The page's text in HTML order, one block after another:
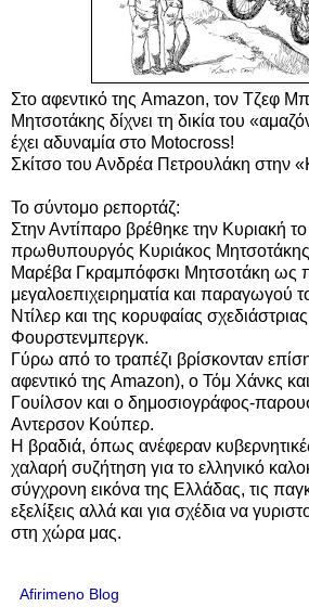
Στο αφεντικό της Amazon, τον Τζεφ
Μητσοτάκης δίχνει τη δικία του
έχει αδυναμία στο Motocross!
Σκίτσο του Ανδρέα Πετρουλάκη στην
Το σύντομο ρεπορτάζ:
Στην Αντίπαρο βρέθηκε την Κυριακή
πρωθυπουργός Κυριάκος Μητσοτάκης
Μαρέβα Γκραμπόφσκι Μητσοτάκη ως
μεγαλοεπιχειρηματία και παραγωγού
Ντίλερ και της κορυφαίας
Φουρστενμπεργκ.
Γύρω από το τραπέζι βρίσκονταν
αφεντικό της Amazon), ο Τόμ Χάνκς
Γουίλσον και ο δημοσιογράφος-
Αντερσον Κούπερ.
H βραδιά, όπως ανέφεραν
χαλαρή συζήτηση για το ελληνικό
σύγχρονη εικόνα της Ελλάδας, τις
εξελίξεις αλλά και για σχέδια να
στη χώρα μας.
Afirimeno Blog